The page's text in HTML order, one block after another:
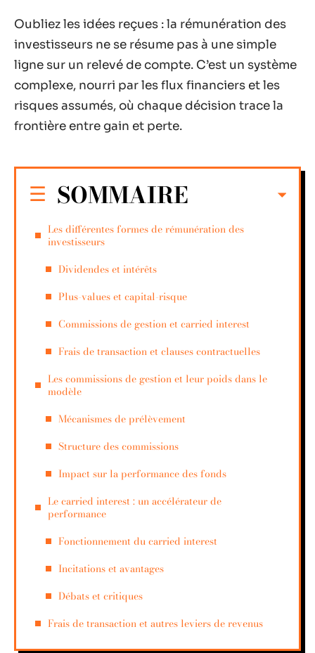
Oubliez les idées reçues : la rémunération des
investisseurs ne se résume pas à une simple
ligne sur un relevé de compte. C’est un système
complexe, nourri par les flux financiers et les
risques assumés, où chaque décision trace la
frontière entre gain et perte.
SOMMAIRE
Les différentes formes de rémunération des
investisseurs
Dividendes et intérêts
Plus-values et capital-risque
Commissions de gestion et carried interest
Frais de transaction et clauses contractuelles
Les commissions de gestion et leur poids dans le
modèle
Mécanismes de prélèvement
Structure des commissions
Impact sur la performance des fonds
Le carried interest : un accélérateur de
performance
Fonctionnement du carried interest
Incitations et avantages
Débats et critiques
Frais de transaction et autres leviers de revenus